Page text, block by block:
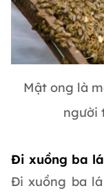
Mật ong là
người
Đi xuồng ba
Đi xuồng ba